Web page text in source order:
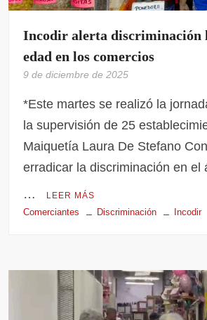
Incodir alerta discriminación
edad en los comercios
9 de diciembre de 2025
*Este martes se realizó la
la supervisión de 25
Maiquetía Laura De Stefano
erradicar la discriminación en el
…
LEER MÁS
Comerciantes Discriminación Incodir